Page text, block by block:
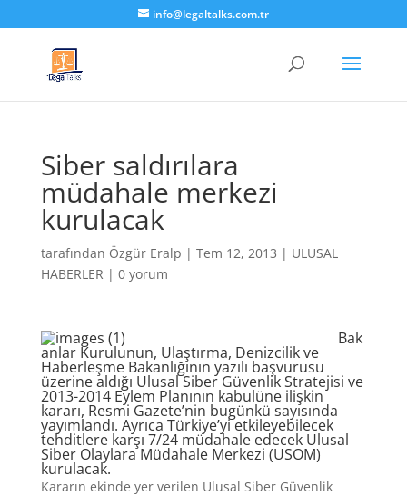
info@legaltalks.com.tr
Siber saldırılara
müdahale merkezi
kurulacak
tarafından Özgür Eralp | Tem 12, 2013 | ULUSAL
HABERLER | 0 yorum
Bak
anlar Kurulunun, Ulaştırma, Denizcilik ve
Haberleşme Bakanlığının yazılı başvurusu
üzerine aldığı Ulusal Siber Güvenlik Stratejisi ve
2013-2014 Eylem Planının kabulüne ilişkin
kararı, Resmi Gazete’nin bugünkü sayısında
yayımlandı. Ayrıca Türkiye’yi etkileyebilecek
tehditlere karşı 7/24 müdahale edecek Ulusal
Siber Olaylara Müdahale Merkezi (USOM)
kurulacak.
Kararın ekinde yer verilen Ulusal Siber Güvenlik